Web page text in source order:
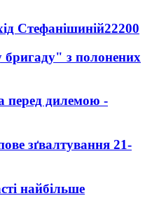
Стефанішиній22200
з полонених
перед дилемою -
зґвалтування 21-
найбільше